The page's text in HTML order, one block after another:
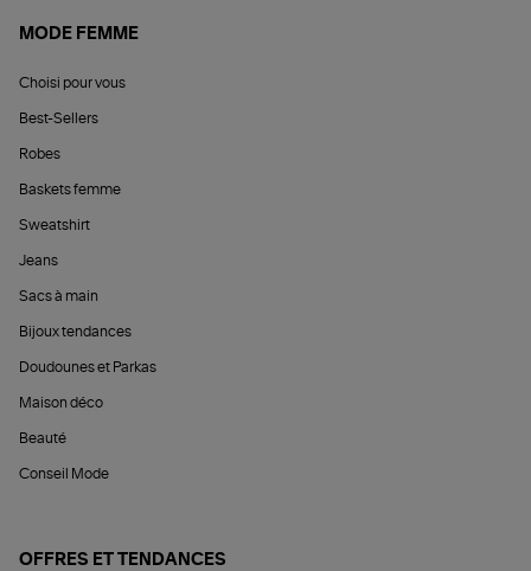
MODE FEMME
Choisi pour vous
Best-Sellers
Robes
Baskets femme
Sweatshirt
Jeans
Sacs à main
Bijoux tendances
Doudounes et Parkas
Maison déco
Beauté
Conseil Mode
OFFRES ET TENDANCES